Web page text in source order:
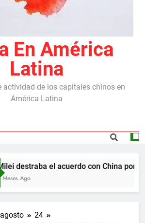
En América
Latina
actividad de los capitales chinos en
América Latina
destraba el acuerdo con China por
Ago
agosto
24